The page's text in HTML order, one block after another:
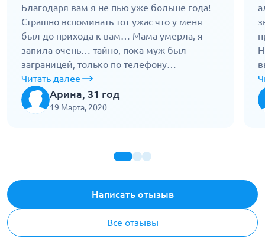
Благодаря вам я не пью уже больше года!
Страшно вспоминать тот ужас что у меня
был до прихода к вам… Мама умерла, я
запила очень… тайно, пока муж был
заграницей, только по телефону
созванивались. Ужаснулась, когда поняла
что он скоро вернется, а я на себя не
похожа(( Пришла к доктору он меня
через неделю мне было уже намного
лучше. А потом рассказал о кодировании
женщин от алкоголизма, что это безопасно
и как вообще работает. Согласилась,
тысяч. Еще походила на психотерапию, хочу
отдельно поблагодарить Елену Боярскую за
Читать далее
Арина, 31 год
19 Марта, 2020
Написать отызыв
Все отзывы